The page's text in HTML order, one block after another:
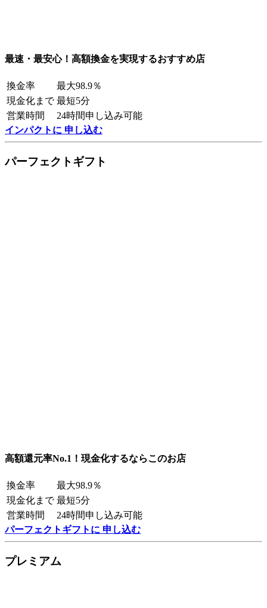
最速・最安心！高額換金を実現するおすすめ店
換金率
最大98.9％
現金化まで 最短5分
営業時間
24時間申し込み可能
インパクトに 申し込む
パーフェクトギフト
高額還元率No.1！現金化するならこのお店
換金率
最大98.9％
現金化まで 最短5分
営業時間
24時間申し込み可能
パーフェクトギフトに 申し込む
プレミアム